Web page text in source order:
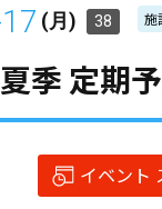
(月) 38 施
季 定期
イベント